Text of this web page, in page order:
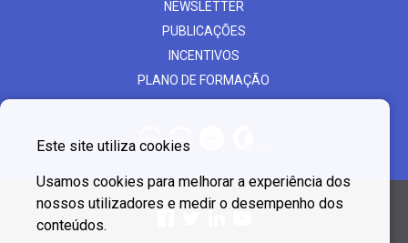
NEWSLETTER
PUBLICAÇÕES
INCENTIVOS
PLANO DE FORMAÇÃO
Este site utiliza cookies
Usamos cookies para melhorar a experiência dos
nossos utilizadores e medir o desempenho dos
conteúdos.